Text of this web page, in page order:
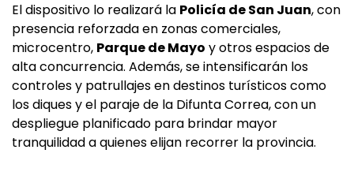
El dispositivo lo realizará la Policía de San Juan, con
presencia reforzada en zonas comerciales,
microcentro, Parque de Mayo y otros espacios de
alta concurrencia. Además, se intensificarán los
controles y patrullajes en destinos turísticos como
los diques y el paraje de la Difunta Correa, con un
despliegue planificado para brindar mayor
tranquilidad a quienes elijan recorrer la provincia.